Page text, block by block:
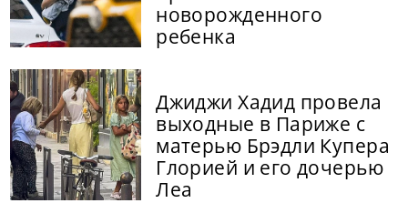
новорожденного
ребенка
Джиджи Хадид провела
выходные в Париже с
матерью Брэдли Купера
Глорией и его дочерью
Леа